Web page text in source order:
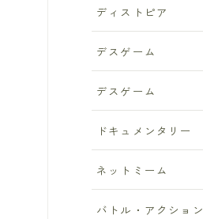
ディストピア
デスゲーム
デスゲーム
ドキュメンタリー
ネットミーム
バトル・アクション